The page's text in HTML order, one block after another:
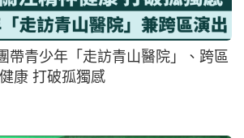
帶青少年「走訪青山醫院」、跨區
康 打破孤獨感